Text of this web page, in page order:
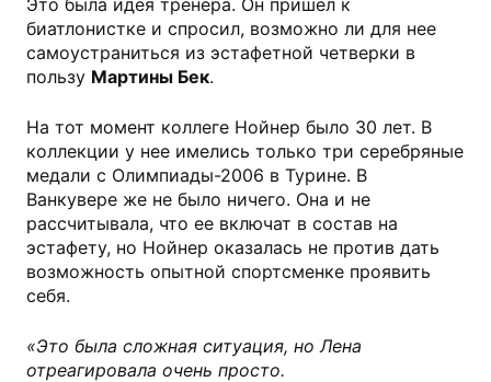
биатлонистке и спросил, возможно ли для нее
самоустраниться из эстафетной четверки в
пользу Мартины Бек.
На тот момент коллеге Нойнер было 30 лет. В
коллекции у нее имелись только три серебряные
медали с Олимпиады-2006 в Турине. В
Ванкувере же не было ничего. Она и не
рассчитывала, что ее включат в состав на
эстафету, но Нойнер оказалась не против дать
возможность опытной спортсменке проявить
себя.
«Это была сложная ситуация, но Лена
отреагировала очень просто.